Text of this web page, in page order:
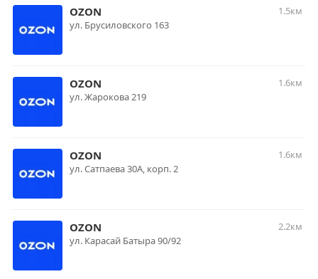
OZON
1.5км
ул. Брусиловского 163
OZON
1.6км
ул. Жарокова 219
OZON
1.6км
ул. Сатпаева 30А, корп. 2
OZON
2.2км
ул. Карасай Батыра 90/92